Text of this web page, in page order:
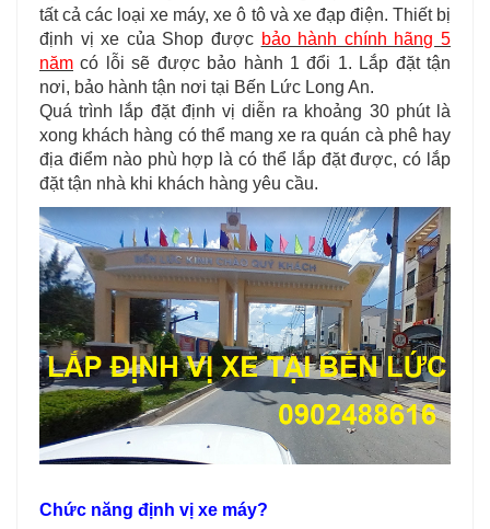
tất cả các loại xe máy, xe ô tô và xe đạp điện. Thiết bị
định vị xe của Shop được bảo hành chính hãng 5
năm có lỗi sẽ được bảo hành 1 đổi 1. Lắp đặt tận
nơi, bảo hành tận nơi tại Bến Lức Long An.
Quá trình lắp đặt định vị diễn ra khoảng 30 phút là
xong khách hàng có thể mang xe ra quán cà phê hay
địa điểm nào phù hợp là có thể lắp đặt được, có lắp
đặt tận nhà khi khách hàng yêu cầu.
Chức năng định vị xe máy?